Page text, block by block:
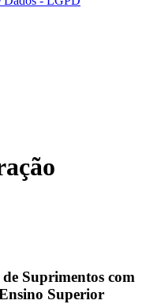
Suprimentos com
Superior